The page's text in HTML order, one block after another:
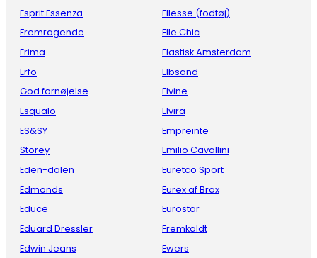
Esprit Essenza
Fremragende
Erima
Erfo
God fornøjelse
Esqualo
ES&SY
Storey
Eden-dalen
Edmonds
Educe
Eduard Dressler
Edwin Jeans
Ellesse (fodtøj)
Elle Chic
Elastisk Amsterdam
Elbsand
Elvine
Elvira
Empreinte
Emilio Cavallini
Euretco Sport
Eurex af Brax
Eurostar
Fremkaldt
Ewers